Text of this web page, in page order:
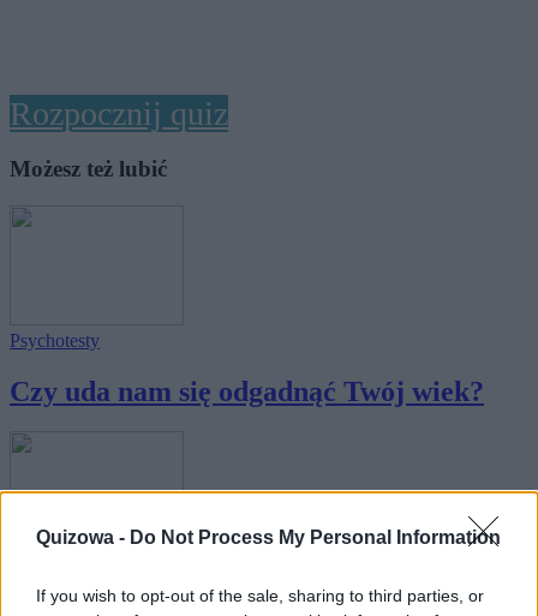
Quizowa - Do Not Process My Personal Information
If you wish to opt-out of the sale, sharing to third parties, or
Rozpocznij quiz
Możesz też lubić
Psychotesty
Czy uda nam się odgadnąć Twój wiek?